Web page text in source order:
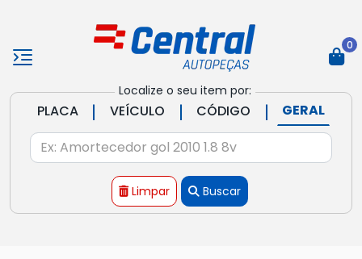
Localize o seu item por:
PLACA | VEÍCULO | CÓDIGO | GERAL
Limpar Buscar
0